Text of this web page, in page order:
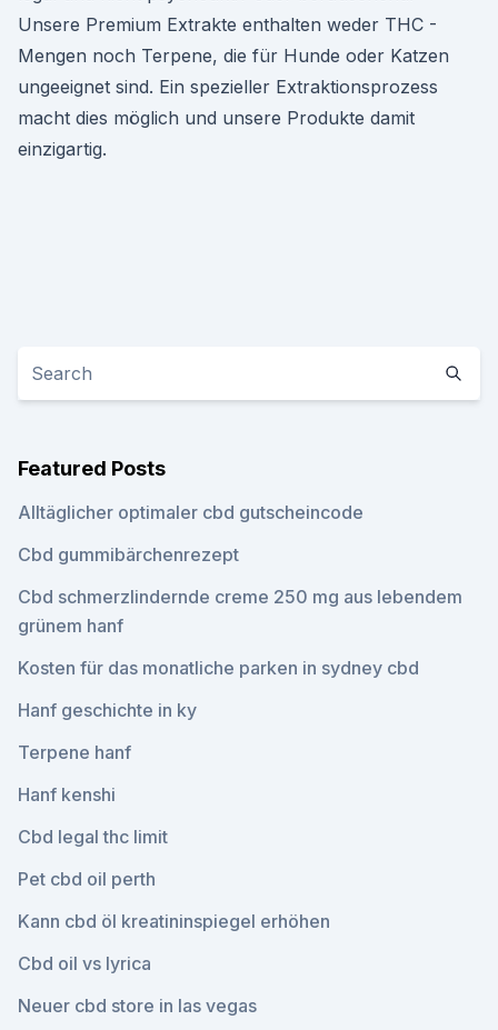
Unsere Premium Extrakte enthalten weder THC -
Mengen noch Terpene, die für Hunde oder Katzen
ungeeignet sind. Ein spezieller Extraktionsprozess
macht dies möglich und unsere Produkte damit
einzigartig.
Featured Posts
Alltäglicher optimaler cbd gutscheincode
Cbd gummibärchenrezept
Cbd schmerzlindernde creme 250 mg aus lebendem
grünem hanf
Kosten für das monatliche parken in sydney cbd
Hanf geschichte in ky
Terpene hanf
Hanf kenshi
Cbd legal thc limit
Pet cbd oil perth
Kann cbd öl kreatininspiegel erhöhen
Cbd oil vs lyrica
Neuer cbd store in las vegas